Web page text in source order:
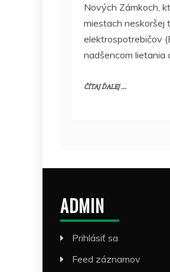
Nových Zámkoch,
miestach neskoršej
elektrospotrebičov
nadšencom lietania
ČÍTAJ ĎALEJ ...
ADMIN
Prihlásiť sa
Feed záznamov